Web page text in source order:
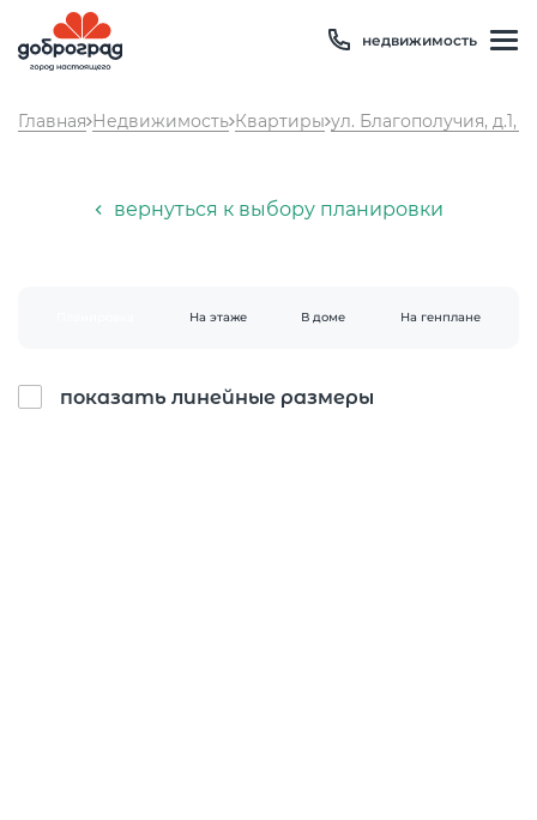
недвижимость
Главная Недвижимость Квартиры ул. Благополучия, д.1,
вернуться к выбору планировки
На этаже В доме На генплане
показать линейные размеры
Влажность